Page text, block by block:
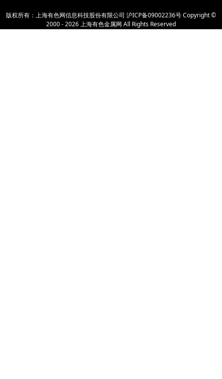
版权所有：上海有色网信息科技股份有限公司 沪ICP备09002236号Copyright ©
2000 -2026上海有色金属网 All Rights Reserved